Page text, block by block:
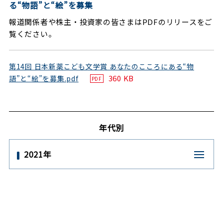
る“物語”と“絵”を募集
報道関係者や株主・投資家の皆さまはPDFのリリースをご
覧ください。
第14回 日本新薬こども文学賞 あなたのこころにある“物
語”と“絵”を募集.pdf
PDF 360 KB
年代別
2021年